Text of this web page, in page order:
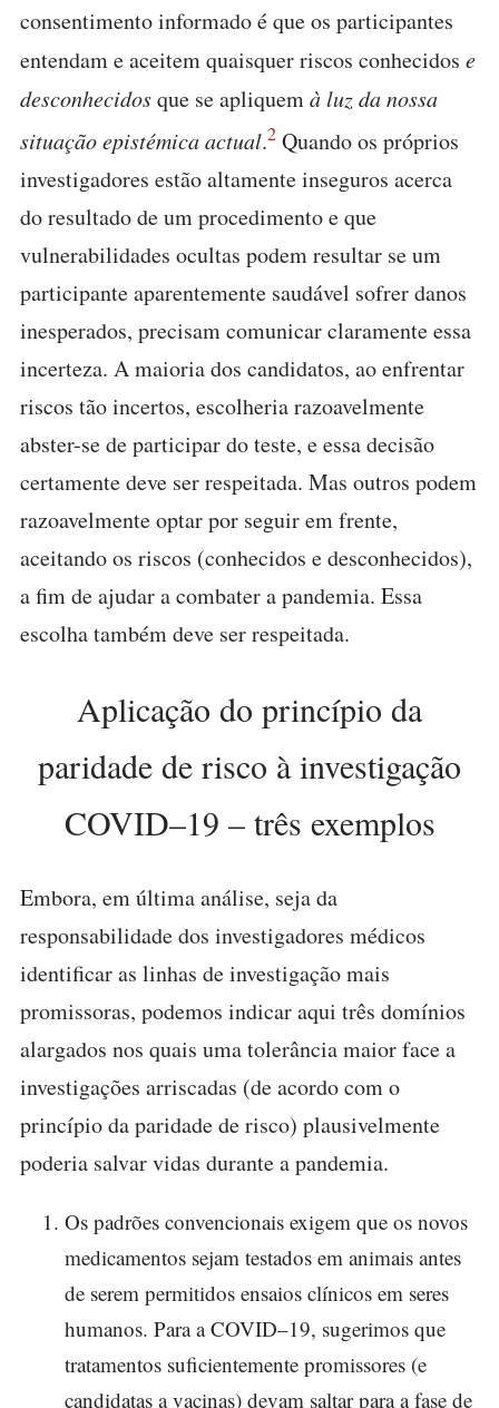
consentimento informado é que os participantes
entendam e aceitem quaisquer riscos conhecidos e
desconhecidosque se apliquemà luz da nossa
situação epistémica actual.2 Quando os próprios
investigadores estão altamente inseguros acerca
do resultado de um procedimento e que
vulnerabilidades ocultas podem resultar se um
participante aparentemente saudável sofrer danos
inesperados, precisam comunicar claramente essa
incerteza. A maioria dos candidatos, ao enfrentar
riscos tão incertos, escolheria razoavelmente
abster-se de participar do teste, e essa decisão
certamente deve ser respeitada. Mas outros podem
razoavelmente optar por seguir em frente,
aceitando os riscos (conhecidos e desconhecidos),
a fim de ajudar a combater a pandemia. Essa
escolha também deve ser respeitada.
Aplicação do princípio da
paridade de risco à investigação
COVID–19 – três exemplos
Embora, em última análise, seja da
responsabilidade dos investigadores médicos
identificar as linhas de investigação mais
promissoras, podemos indicar aqui três domínios
alargados nos quais uma tolerância maior face a
investigações arriscadas (de acordo com o
princípio da paridade de risco) plausivelmente
poderia salvar vidas durante a pandemia.
Os padrões convencionais exigem que os novos
medicamentos sejam testados em animais antes
de serem permitidos ensaios clínicos em seres
humanos. Para a COVID–19, sugerimos que
tratamentos suficientemente promissores (e
candidatas a vacinas) devam saltar para a fase de